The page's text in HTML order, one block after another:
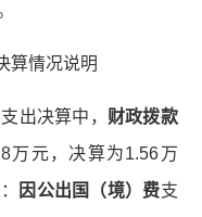
算情况说明
出决算中， 财政拨款
万元，决算为1.56万
因公出国（境）费支